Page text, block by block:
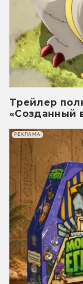
Трейлер
«Созданный
РЕКЛАМА